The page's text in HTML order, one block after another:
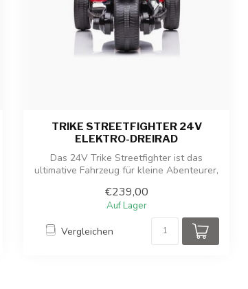
TRIKE STREETFIGHTER 24V
ELEKTRO-DREIRAD
Das 24V Trike Streetfighter ist das
ultimative Fahrzeug für kleine Abenteurer,
€239,00
Auf Lager
Vergleichen